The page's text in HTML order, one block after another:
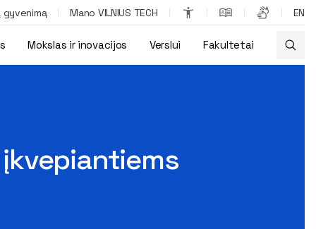
gyvenimą Mano VILNIUS TECH EN
Mokslas ir inovacijos Verslui Fakultetai